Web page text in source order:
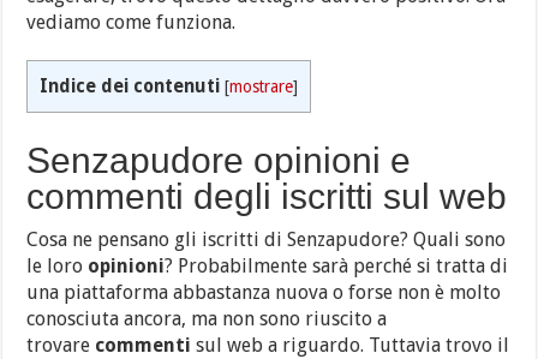
vediamo come funziona.
Indice dei contenuti [mostrare]
Senzapudore opinioni e
commenti degli iscritti sul web
Cosa ne pensano gli iscritti di Senzapudore? Quali sono
le loro opinioni? Probabilmente sarà perché si tratta di
una piattaforma abbastanza nuova o forse non è molto
conosciuta ancora, ma non sono riuscito a
trovare commentisul web a riguardo. Tuttavia trovo il